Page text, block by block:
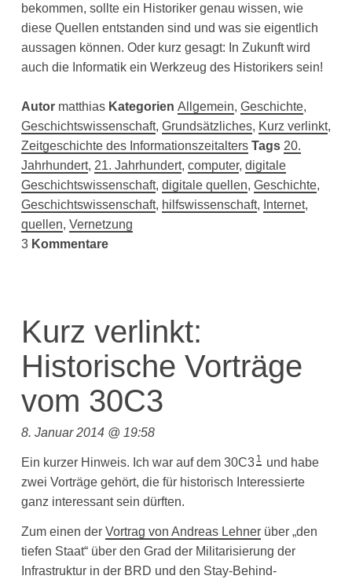
bekommen, sollte ein Historiker genau wissen, wie
diese Quellen entstanden sind und was sie eigentlich
aussagen können. Oder kurz gesagt: In Zukunft wird
auch die Informatik ein Werkzeug des Historikers sein!
Autor matthias Kategorien Allgemein, Geschichte,
Geschichtswissenschaft, Grundsätzliches, Kurz verlinkt,
Zeitgeschichte des Informationszeitalters Tags 20.
Jahrhundert, 21. Jahrhundert, computer, digitale
Geschichtswissenschaft, digitale quellen, Geschichte,
Geschichtswissenschaft, hilfswissenschaft, Internet,
quellen, Vernetzung
3Kommentare
Kurz verlinkt:
Historische Vorträge
vom 30C3
8. Januar 2014 @ 19:58
Ein kurzer Hinweis. Ich war auf dem 30C3 1 und habe
zwei Vorträge gehört, die für historisch Interessierte
ganz interessant sein dürften.
Zum einen der Vortrag von Andreas Lehnerüber „den
tiefen Staat“ über den Grad der Militarisierung der
Infrastruktur in der BRD und den Stay-Behind-